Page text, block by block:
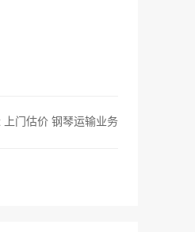
门估价 钢琴运输业务